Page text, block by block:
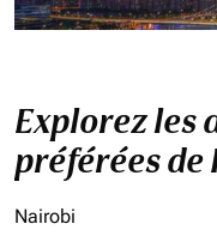
Explorez les
préférées de
Nairobi